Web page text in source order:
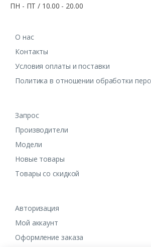
ПН - ПТ / 10.00 - 20.00
О нас
Контакты
Условия оплаты и поставки
Политика в отношении обработки
Запрос
Производители
Модели
Новые товары
Товары со скидкой
Авторизация
Мой аккаунт
Оформление заказа